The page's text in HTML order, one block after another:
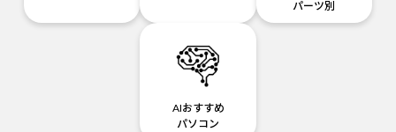
パーツ別
AIおすすめ
パソコン